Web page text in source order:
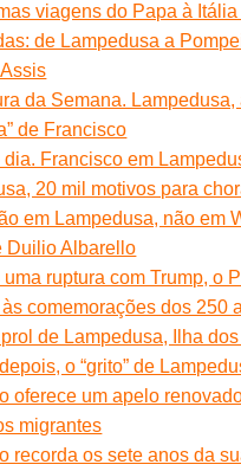
viagens do Papa à Itália
de Lampedusa a
da Semana. Lampedusa,
de Francisco
dia. Francisco em
20 mil motivos para
em Lampedusa, não em
Duilio Albarello
uma ruptura com Trump, o
comemorações dos 250
de Lampedusa, Ilha
o “grito” de
oferece um apelo
migrantes
recorda os sete anos da